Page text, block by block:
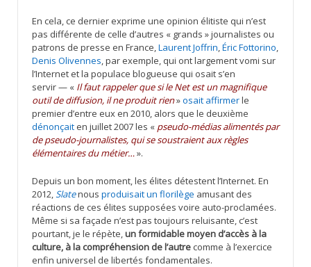
En cela, ce dernier exprime une opinion élitiste qui n’est
pas différente de celle d’autres « grands » journalistes ou
patrons de presse en France,Laurent Joffrin,Éric Fottorino,
Denis Olivennes, par exemple, qui ont largement vomi sur
l’Internet et la populace blogueuse qui osait s’en
servir — « Il faut rappeler que si le Net est un magnifique
outil de diffusion, il ne produit rien»osait affirmerle
premier d’entre eux en 2010, alors que le deuxième
dénonçait en juillet 2007 les « pseudo-médias alimentés par
de pseudo-journalistes, qui se soustraient aux règles
élémentaires du métier…».
Depuis un bon moment, les élites détestent l’Internet. En
2012, Slatenous produisait un florilège amusant des
réactions de ces élites supposées voire auto-proclamées.
Même si sa façade n’est pas toujours reluisante, c’est
pourtant, je le répète, un formidable moyen d’accès à la
culture, à la compréhension de l’autre comme à l’exercice
enfin universel de libertés fondamentales.